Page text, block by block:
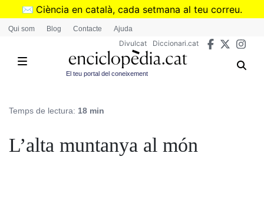
Vés
✉️ Ciència en català, cada setmana al teu correu.
➜Subscriu-te al butlletí de Divulcat
Qui som Blog Contacte Ajuda
Divulcat Diccionari.cat
El teu portal del coneixement
Temps de lectura: 18 min
L’alta muntanya al món